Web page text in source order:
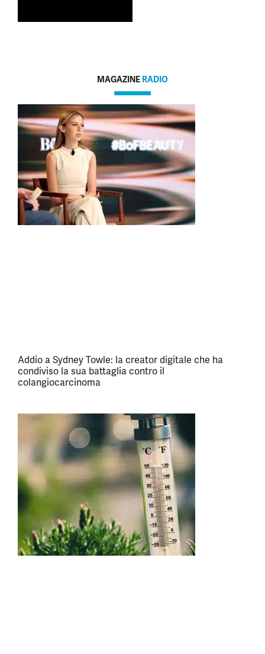
MAGAZINE RADIO
Addio a Sydney Towle: la creator digitale che ha
condiviso la sua battaglia contro il
colangiocarcinoma